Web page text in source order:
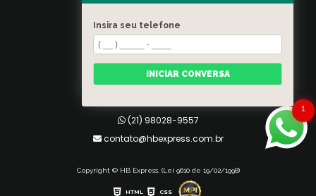
Mapa do site
Contato
Taquara, Rio de Janeiro
(21) 98028-9557
(21) 98028-9557
contato@hbexpress.com.br
Copyright © HB Express. (Lei 9610 de 19/02/1998)
HTML CSS
1
Insira seu telefone
INICIAR CONVERSA